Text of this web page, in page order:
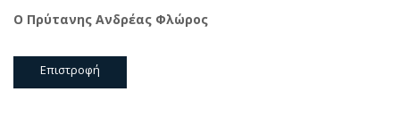
Ο Πρύτανης Ανδρέας Φλώρος
Επιστροφή